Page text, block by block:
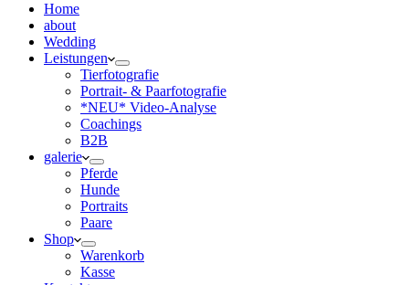
Home
about
Wedding
Leistungen
Tierfotografie
Portrait- & Paarfotografie
*NEU* Video-Analyse
Coachings
B2B
galerie
Pferde
Hunde
Portraits
Paare
Shop
Warenkorb
Kasse